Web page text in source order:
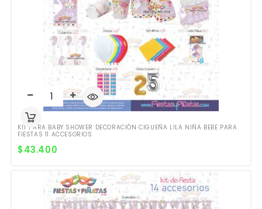
KIT PARA BABY SHOWER DECORACIÓN CIGUEÑA LILA NIÑA BEBE PARA
FIESTAS 11 ACCESORIOS
$43.400